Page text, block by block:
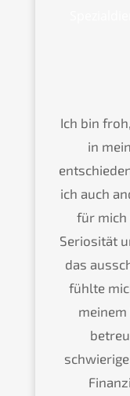
Ich bin
in
ich auch
für mich
Seriosität
das
fühlte
meinem